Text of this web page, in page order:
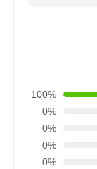
100%
0%
0%
0%
0%